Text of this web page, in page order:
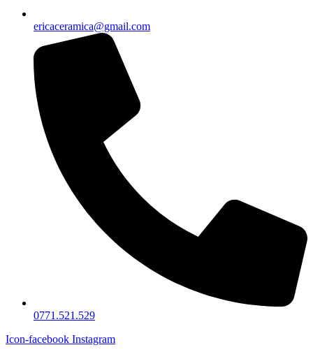
ericaceramica@gmail.com
0771.521.529
Icon-facebook Instagram